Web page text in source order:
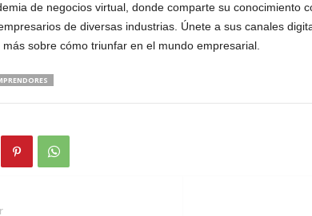
de negocios virtual, donde comparte su conocimiento
de diversas industrias. Únete a sus canales
sobre cómo triunfar en el mundo empresarial.